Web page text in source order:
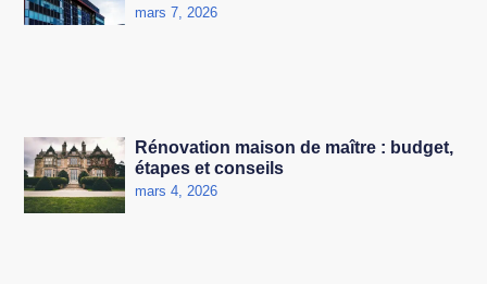
mars 7, 2026
Rénovation maison de maître : budget,
étapes et conseils
mars 4, 2026